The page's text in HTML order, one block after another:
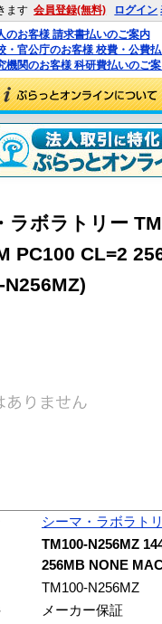
ます 会員登録(無料) ログイン
のお客様 請求書払いのご案内
・官公庁のお客様 校費・公費
機関のお客様 科研費払いのご
ラボラトリー
PC100 CL=2
N256MZ)
シーマ・ラボラト
TM100-N256MZ
256MB NONE
TM100-N256MZ
メーカー保証